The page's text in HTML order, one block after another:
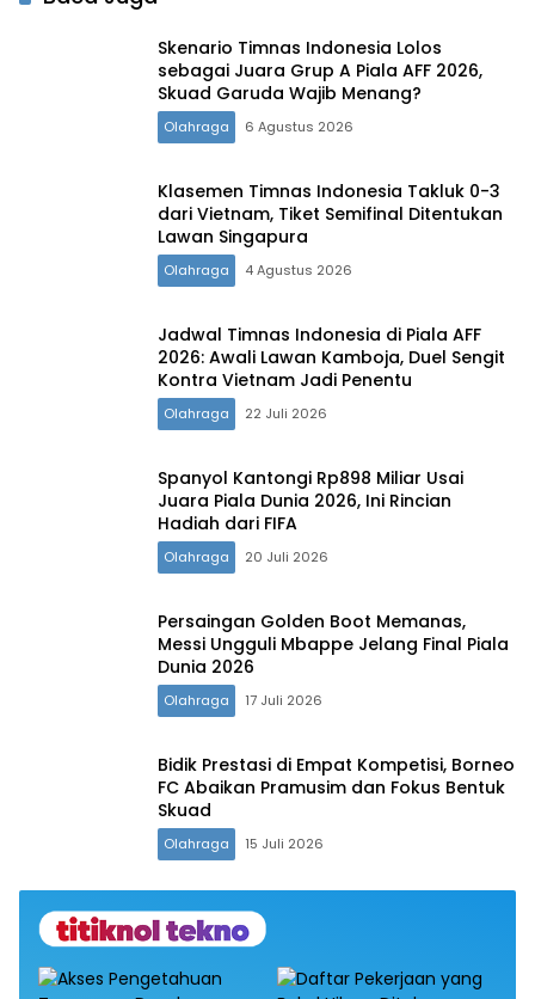
Skenario Timnas Indonesia Lolos
sebagai Juara Grup A Piala AFF 2026,
Skuad Garuda Wajib Menang?
Olahraga 6 Agustus 2026
Klasemen Timnas Indonesia Takluk 0-3
dari Vietnam, Tiket Semifinal Ditentukan
Lawan Singapura
Olahraga 4 Agustus 2026
Jadwal Timnas Indonesia di Piala AFF
2026: Awali Lawan Kamboja, Duel Sengit
Kontra Vietnam Jadi Penentu
Olahraga 22 Juli 2026
Spanyol Kantongi Rp898 Miliar Usai
Juara Piala Dunia 2026, Ini Rincian
Hadiah dari FIFA‎
Olahraga 20 Juli 2026
Persaingan Golden Boot Memanas,
Messi Ungguli Mbappe Jelang Final Piala
Dunia 2026‎
Olahraga 17 Juli 2026
Bidik Prestasi di Empat Kompetisi, Borneo
FC Abaikan Pramusim dan Fokus Bentuk
Skuad
Olahraga 15 Juli 2026